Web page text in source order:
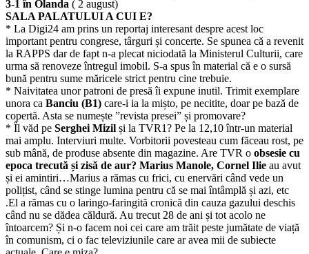
3-1 în Olanda ( 2 august)
SALA PALATULUI A CUI E?
* La Digi24 am prins un reportaj interesant despre acest loc
important pentru congrese, târguri și concerte. Se spunea că a revenit
la RAPPS dar de fapt n-a plecat niciodată la Ministerul Culturii, care
urma să renoveze întregul imobil. S-a spus în material că e o sursă
bună pentru sume măricele strict pentru cine trebuie.
* Naivitatea unor patroni de presă îi expune inutil. Trimit exemplare
unora ca Banciu (B1) care-i ia la mișto, pe necitite, doar pe bază de
copertă. Asta se numește ”revista presei” și promovare?
* Îl văd pe Serghei Mizil și la TVR1? Pe la 12,10 într-un material
mai amplu. Interviuri multe. Vorbitorii povesteau cum făceau rost, pe
sub mână, de produse absente din magazine. Are TVR o obsesie cu
epoca trecută și zisă de aur? Marius Manole, Cornel Ilie au avut
și ei amintiri…Marius a rămas cu frici, cu enervări când vede un
polițist, când se stinge lumina pentru că se mai întâmplă și azi, etc
.El a rămas cu o laringo-faringită cronică din cauza gazului deschis
când nu se dădea căldură. Au trecut 28 de ani și tot acolo ne
întoarcem? Și n-o facem noi cei care am trăit peste jumătate de viață
în comunism, ci o fac televiziunile care ar avea mii de subiecte